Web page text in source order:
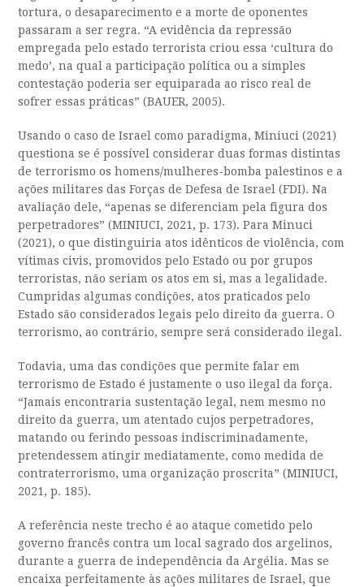
tortura, o desaparecimento e a morte de oponentes
passaram a ser regra. “A evidência da repressão
empregada pelo estado terrorista criou essa ‘cultura do
medo’, na qual a participação política ou a simples
contestação poderia ser equiparada ao risco real de
sofrer essas práticas” (BAUER, 2005).
Usando o caso de Israel como paradigma, Miniuci (2021)
questiona se é possível considerar duas formas distintas
de terrorismo os homens/mulheres-bomba palestinos e a
ações militares das Forças de Defesa de Israel (FDI). Na
avaliação dele, “apenas se diferenciam pela figura dos
perpetradores” (MINIUCI, 2021, p. 173). Para Minuci
(2021), o que distinguiria atos idênticos de violência, com
vítimas civis, promovidos pelo Estado ou por grupos
terroristas, não seriam os atos em si, mas a legalidade.
Cumpridas algumas condições, atos praticados pelo
Estado são considerados legais pelo direito da guerra. O
terrorismo, ao contrário, sempre será considerado ilegal.
Todavia, uma das condições que permite falar em
terrorismo de Estado é justamente o uso ilegal da força.
“Jamais encontraria sustentação legal, nem mesmo no
direito da guerra, um atentado cujos perpetradores,
matando ou ferindo pessoas indiscriminadamente,
pretendessem atingir mediatamente, como medida de
contraterrorismo, uma organização proscrita” (MINIUCI,
2021, p. 185).
A referência neste trecho é ao ataque cometido pelo
governo francês contra um local sagrado dos argelinos,
durante a guerra de independência da Argélia. Mas se
encaixa perfeitamente às ações militares de Israel, que